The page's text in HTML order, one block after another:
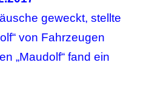
geweckt, stellte
von Fahrzeugen
„Maudolf“ fand ein